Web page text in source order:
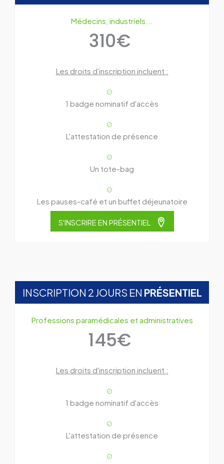
Médecins, industriels...
310€
Les droits d'inscription incluent :
1 badge nominatif d'accès
L'attestation de présence
Un tote-bag
Les pauses-café et un buffet déjeunatoire
S'INSCRIRE EN PRÉSENTIEL
INSCRIPTION 2 JOURS EN PRÉSENTIEL
Professions paramédicales et administratives
145€
Les droits d'inscription incluent :
1 badge nominatif d'accès
L'attestation de présence